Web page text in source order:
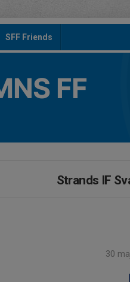
SFF Friends
FF
Strands IF
30